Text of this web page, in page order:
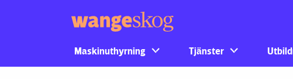
Maskinuthyrning Tjänster